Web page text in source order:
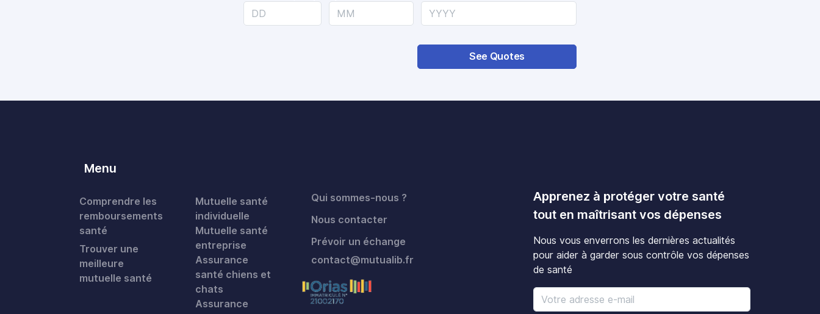
See Quotes
Menu
Comprendre les
remboursements
santé
Trouver une
meilleure
mutuelle santé
Mutuelle santé
individuelle
Mutuelle santé
entreprise
Assurance
santé chiens et
chats
Assurance
Qui sommes-nous ?
Nous contacter
Prévoir un échange
contact@mutualib.fr
Apprenez à protéger votre santé
tout en maîtrisant vos dépenses
Nous vous enverrons les dernières actualités
pour aider à garder sous contrôle vos dépenses
de santé